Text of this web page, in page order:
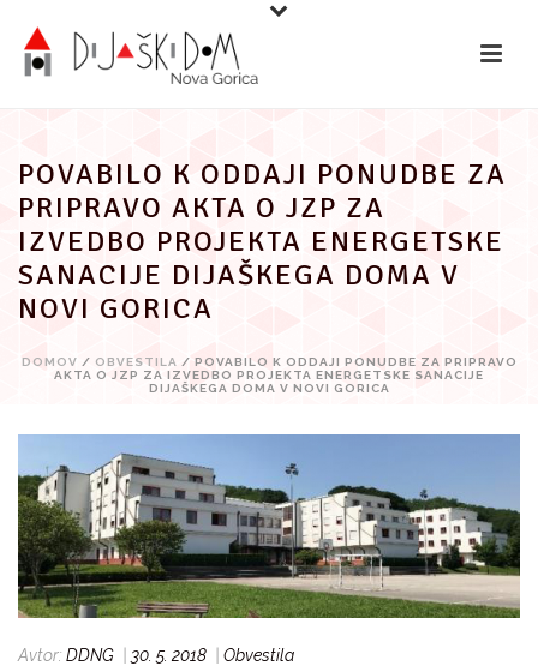
vsebino
POVABILO K ODDAJI PONUDBE ZA
PRIPRAVO AKTA O JZP ZA
IZVEDBO PROJEKTA ENERGETSKE
SANACIJE DIJAŠKEGA DOMA V
NOVI GORICA
DOMOV / OBVESTILA / POVABILO K ODDAJI PONUDBE ZA PRIPRAVO
AKTA O JZP ZA IZVEDBO PROJEKTA ENERGETSKE SANACIJE
DIJAŠKEGA DOMA V NOVI GORICA
Avtor: DDNG 30. 5. 2018 Obvestila